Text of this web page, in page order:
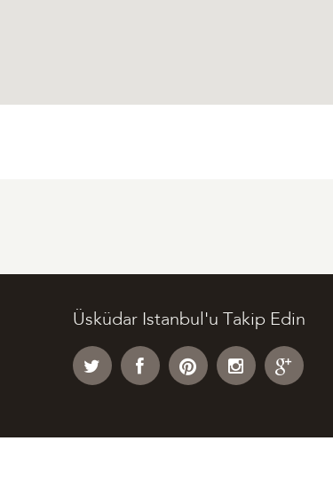
Üsküdar Istanbul'u Takip Edin